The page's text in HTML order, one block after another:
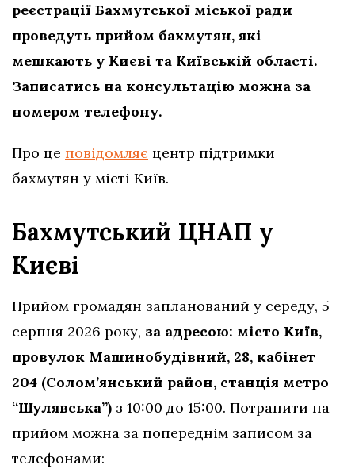
реєстрації Бахмутської міської ради
проведуть прийом бахмутян, які
мешкають у Києві та Київській області.
Записатись на консультацію можна за
номером телефону.
Про це повідомляє центр підтримки
бахмутян у місті Київ.
Бахмутський ЦНАП у
Києві
Прийом громадян запланований у середу, 5
серпня 2026 року, за адресою: місто Київ,
провулок Машинобудівний, 28, кабінет
204 (Солом’янський район, станція метро
“Шулявська”) з 10:00 до 15:00. Потрапити на
прийом можна за попереднім записом за
телефонами: